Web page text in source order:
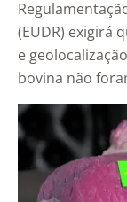
(EUDR) exigirá
e
bovina não